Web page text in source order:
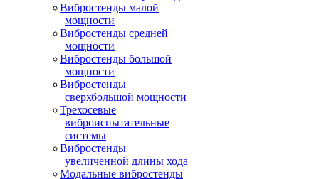
Вибростенды малой
мощности
Вибростенды средней
мощности
Вибростенды большой
мощности
Вибростенды
сверхбольшой мощности
Трехосевые
виброиспытательные
системы
Вибростенды
увеличенной длины хода
Модальные вибростенды